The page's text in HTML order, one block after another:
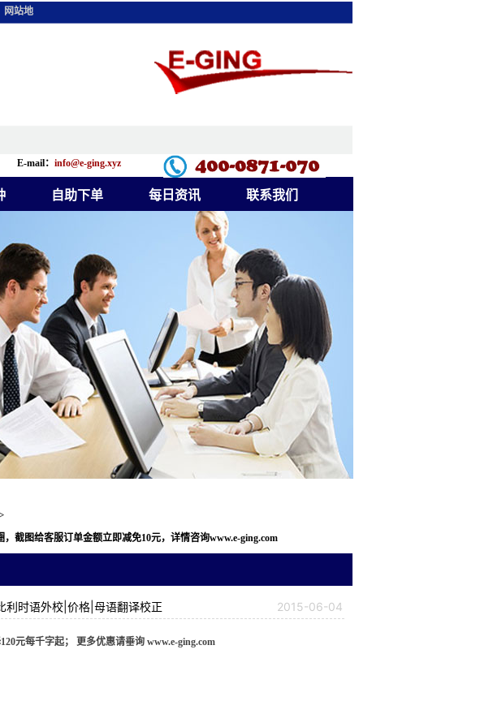
自助下单 每日资讯 联系我们
E-mail： info@e-ging.xyz
网站地
>
截图给客服订单金额立即减免10元，详情咨询www.e-ging.com
2015-06-04
利时语外校|价格|母语翻译校正
元每千字起； 更多优惠请垂询 www.e-ging.com